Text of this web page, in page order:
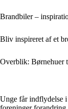
Brandbiler –
Bliv inspireret af et
Overblik: Børnehuer
Unge får indflydelse